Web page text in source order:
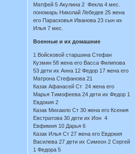
Матфей 5 Акулина 2 Фекла 4 мес.
пономарь Николай Лебедев 25 жена
его Парасковья Иванова 23 сын их
Илья 7 мес.
Военные и их домашние
1 Войсковой старшина Стефан
Кузмин 58 жена его Васса Филипова
53 дети их Анна 12 Федор 17 жена его
Матрона Стефанова 21
Казак Афанасей Ст 24 жена его
Марья Тимофеева 24 дети их Федор 1
Евдокия 2
Казак Михаило Ст 30 жена его Ксения
Евстратова 30 дети их Ион 4
Евфимия 10 Дарья 6
Казак Илья Ст 27 жена его Евдокия
Василева 27 дети их Симеон 2 Сергей
1 Федора 5